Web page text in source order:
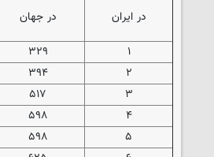
در ایران
در جهان
۱ ۳۲۹
۲
۳۹۴
۳
۵۱۷
۴
۵۹۸
۵
۵۹۸